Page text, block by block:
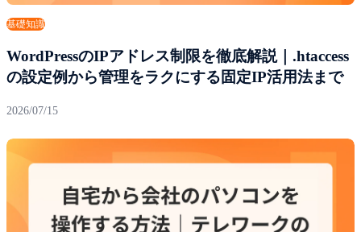
基礎知識
WordPressのIPアドレス制限を徹底解説｜.htaccess
の設定例から管理をラクにする固定IP活用法まで
2026/07/15